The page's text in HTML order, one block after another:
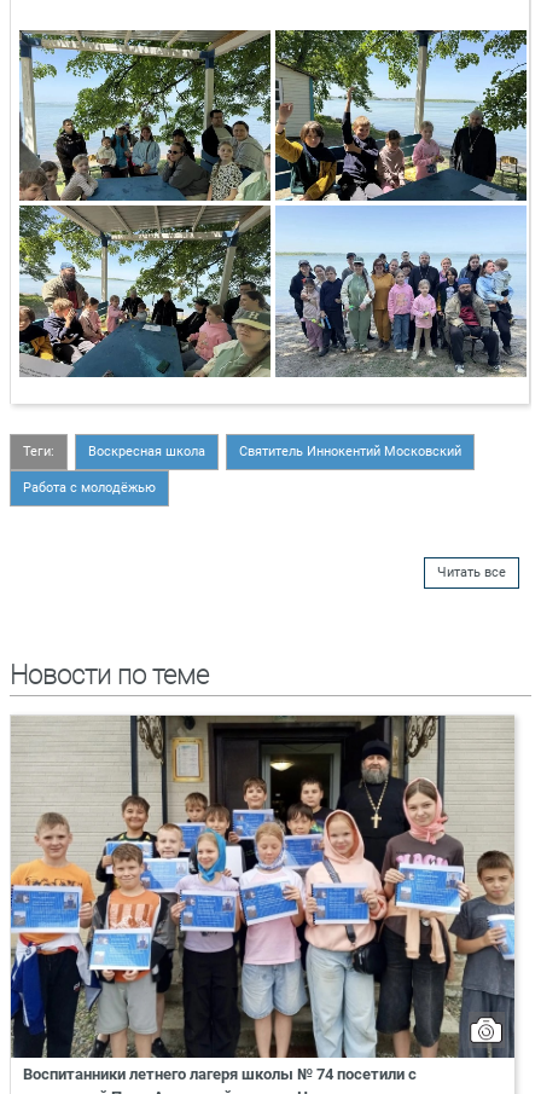
Теги: Воскресная школа Святитель Иннокентий Московский
Работа с молодёжью
Читать все
Новости по теме
Воспитанники летнего лагеря школы № 74 посетили с